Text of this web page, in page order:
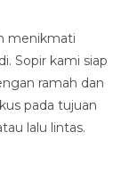
menikmati
Sopir kami siap
ramah dan
pada tujuan
lalu lintas.